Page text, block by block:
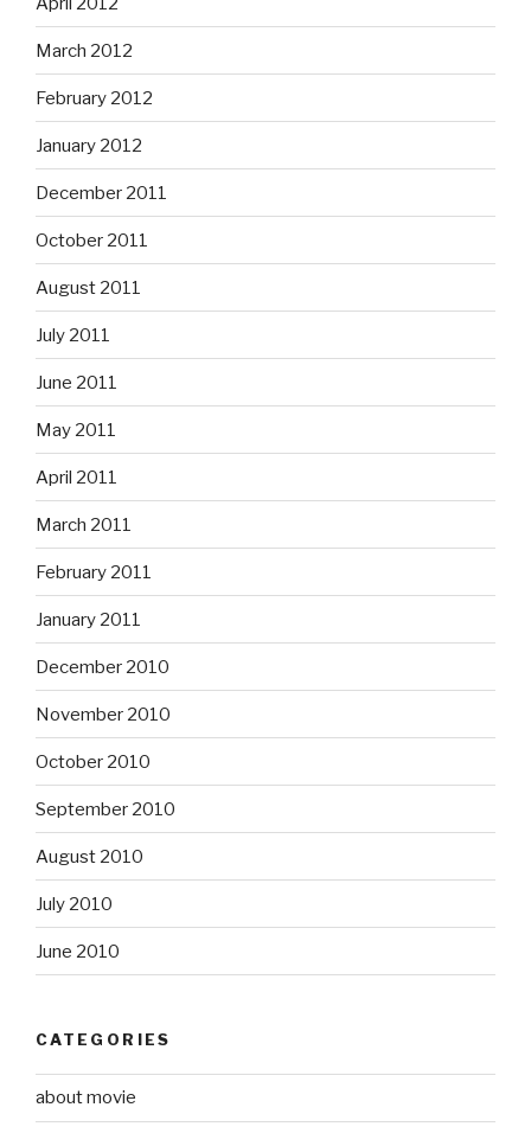
March 2012
February 2012
January 2012
December 2011
October 2011
August 2011
July 2011
June 2011
May 2011
April 2011
March 2011
February 2011
January 2011
December 2010
November 2010
October 2010
September 2010
August 2010
July 2010
June 2010
CATEGORIES
about movie